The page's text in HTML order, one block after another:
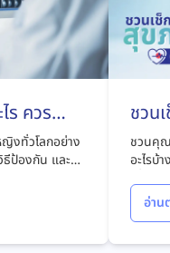
ร ควร
ต้านม
ญิงทั่วโลกอย่าง
ป้องกัน และลด
ชวน
ไหน
ชวนคุณ
อะไรบ้
อ่าน